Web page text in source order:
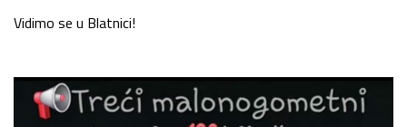
Vidimo se u Blatnici!